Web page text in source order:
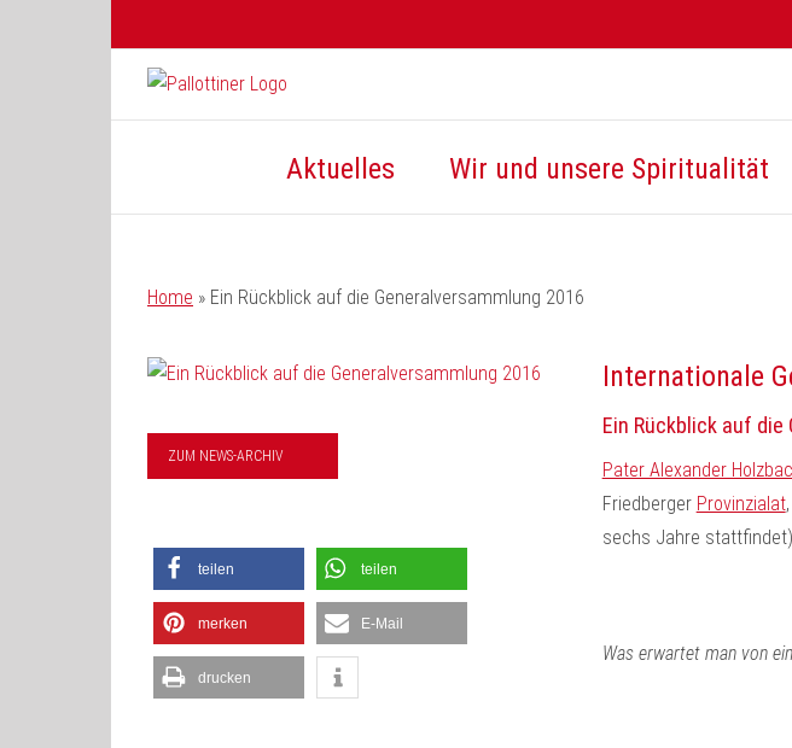
Aktuelles Wir und unsere Spiritualität
Home » Ein Rückblick auf die Generalversammlung 2016
ZUM NEWS-ARCHIV
teilen teilen
merken E-Mail
drucken
Internationale
Ein Rückblick auf
Pater Alexander
Friedberger Provinzialat
sechs Jahre
Was erwartet man von